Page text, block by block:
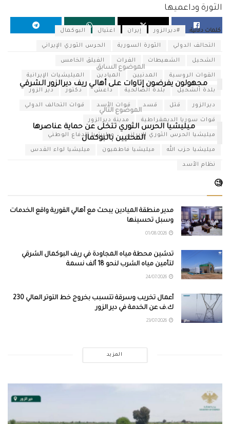
الثورة وداعميها
كلمات دلالية: #ديرالزور إيران اغتيال البوكمال
التحالف الدولي الثورة السورية الحرس الثوري الإيراني
الشحيل الشعيطات الفرات الفيلق الخامس
القوات الروسية المدنيين الميادين الميليشيات الإيرانية
بلدة الشحيل بلدة الصالحية داعش دكتور دير الزور
ديرالزور قتل قسد قوات الأسد قوات التحالف الدولي
قوات سوريا الديمقراطية مدينة ديرالزور
ميليشيا الحرس الثوري الإيراني ميليشيا الدفاع الوطني
ميليشيا حزب الله ميليشيا فاطميون ميليشيا لواء القدس
نظام الأسد
الموضوع السابق
مجهولون يفرضون إتاوات على أهالي ريف ديرالزور الشرقي
الموضوع التالي
ميليشيا الحرس الثوري تتخلى عن حماية عناصرها
المحليين بالبوكمال
🧐
مدير منطقة الميادين يبحث مع أهالي القورية واقع الخدمات
وسبل تحسينها
تدشين محطة مياه المجاودة في ريف البوكمال الشرقي
لتأمين مياه الشرب لنحو 18 ألف نسمة
أعمال تخريب وسرقة تتسبب بخروج خط التوتر العالي 230
ك.ف عن الخدمة في دير الزور
المزيد